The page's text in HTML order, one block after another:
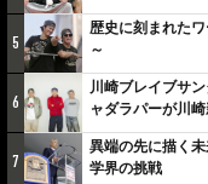
5
歴史に刻まれた
～
6
川崎ブレイブサ
ャダラパーが川
しみでしかない
7
異端の先に描く
学界の挑戦